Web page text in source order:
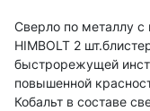
Сверло по металлу
HIMBOLT 2
быстрорежущей
повышенной
Кобальт в составе